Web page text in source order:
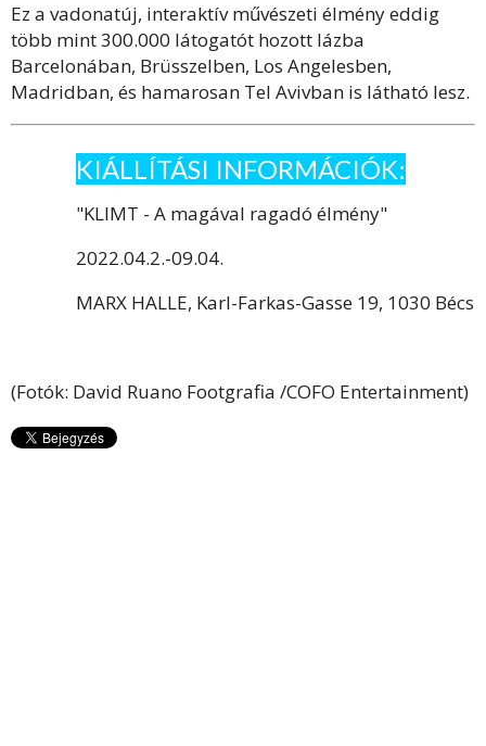
Ez a vadonatúj, interaktív művészeti élmény eddig
több mint 300.000 látogatót hozott lázba
Barcelonában, Brüsszelben, Los Angelesben,
Madridban, és hamarosan Tel Avivban is látható lesz.
KIÁLLÍTÁSI INFORMÁCIÓK:
"KLIMT - A magával ragadó élmény"
2022.04.2.-09.04.
MARX HALLE, Karl-Farkas-Gasse 19, 1030 Bécs
(Fotók: David Ruano Footgrafia /COFO Entertainment)